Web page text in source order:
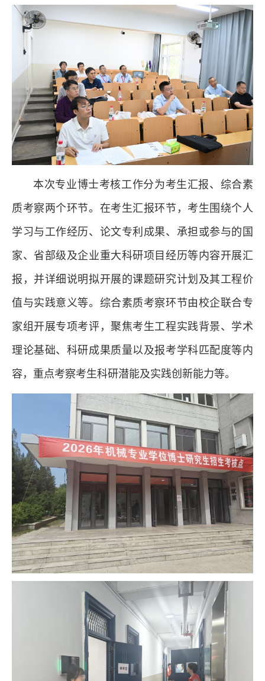
本次专业博士考核工作分为考生汇报、综合素
质考察两个环节。在考生汇报环节，考生围绕个人
学习与工作经历、论文专利成果、承担或参与的国
家、省部级及企业重大科研项目经历等内容开展汇
报，并详细说明拟开展的课题研究计划及其工程价
值与实践意义等。综合素质考察环节由校企联合专
家组开展专项考评，聚焦考生工程实践背景、学术
理论基础、科研成果质量以及报考学科匹配度等内
容，重点考察考生科研潜能及实践创新能力等。